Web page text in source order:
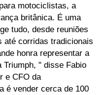
motociclistas, a
britânica. É uma
tudo, desde reuniões
até corridas tradicionais
honra representar a
Triumph, " disse Fabio
e CFO da
é vender cerca de 100